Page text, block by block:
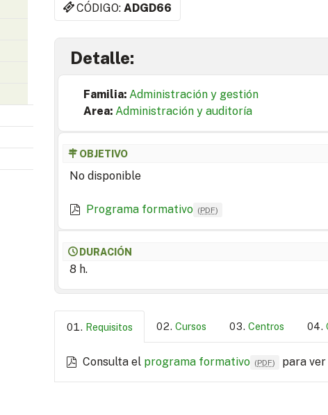
CÓDIGO:ADGD66
Detalle:
Familia: Administración y gestión
Area: Administración y auditoría
OBJETIVO
No disponible
Programa formativo (PDF)
DURACIÓN
8 h.
Requisitos Cursos Centros
Consulta el programa formativo (PDF) para